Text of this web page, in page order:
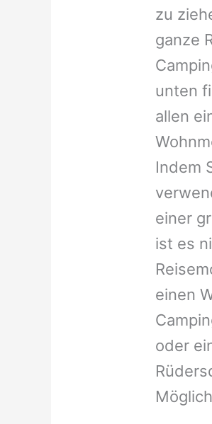
zu
ganze
unten
allen
Indem
einer
ist es
einen
oder